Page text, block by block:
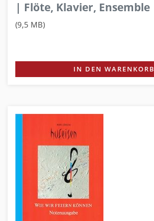
| Flöte, Klavier, Ensemble
(9,5 MB)
IN DEN WARENKORB